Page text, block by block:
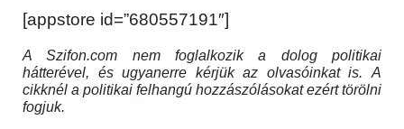
[appstore id=”680557191″]
A Szifon.com nem foglalkozik a dolog politikai
hátterével, és ugyanerre kérjük az olvasóinkat is. A
cikknél a politikai felhangú hozzászólásokat ezért törölni
fogjuk.